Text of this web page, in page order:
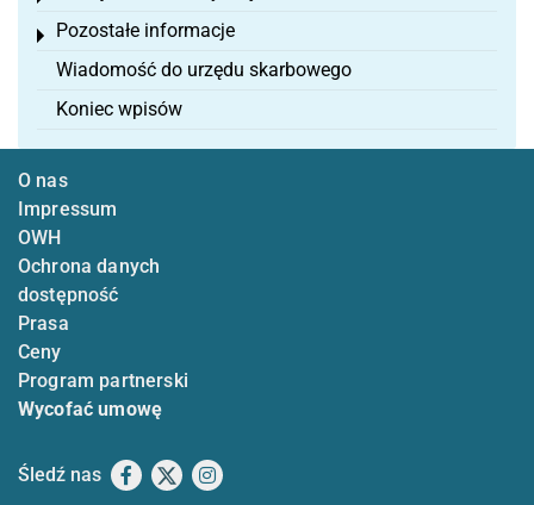
Pozostałe informacje
Toggle menu
Wiadomość do urzędu skarbowego
Koniec wpisów
O nas
Impressum
OWH
Ochrona danych
dostępność
Prasa
Ceny
Program partnerski
Wycofać umowę
Śledź nas Facebook
X Instagram